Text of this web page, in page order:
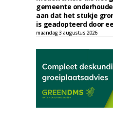
gemeente
aan dat het stukje
is geadopteerd door
maandag 3 augustus 2026